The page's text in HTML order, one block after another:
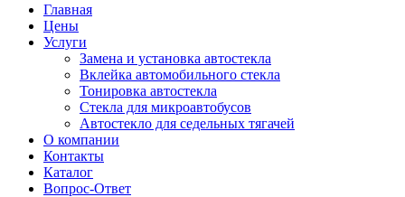
Главная
Цены
Услуги
Замена и установка автостекла
Вклейка автомобильного стекла
Тонировка автостекла
Стекла для микроавтобусов
Автостекло для седельных тягачей
О компании
Контакты
Каталог
Вопрос-Ответ